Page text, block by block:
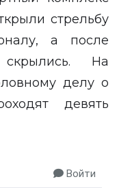
стрельбу
а после
На
делу о
девять
Войти